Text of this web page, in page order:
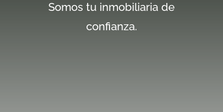
Somos tu inmobiliaria de
confianza.